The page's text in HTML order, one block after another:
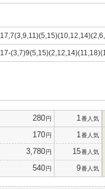
17-
280円 1 番人気
170円 1 番人気
3,780円 15番人気
540円 9番人気